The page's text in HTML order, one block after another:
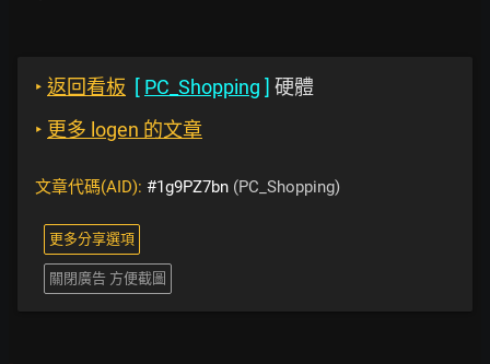
‣ 返回看板 [ PC_Shopping ] 硬體
‣ 更多 logen 的文章
文章代碼(AID): #1g9PZ7bn (PC_Shopping)
更多分享選項
關閉廣告 方便截圖